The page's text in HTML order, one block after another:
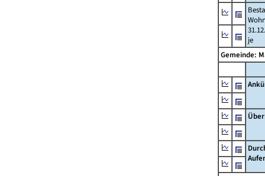
je
Gemeinde: